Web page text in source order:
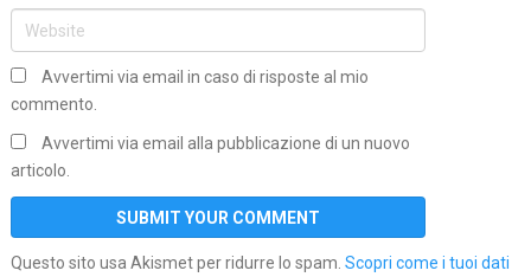
Avvertimi via email in caso di risposte al mio
commento.
Avvertimi via email alla pubblicazione di un nuovo
articolo.
Questo sito usa Akismet per ridurre lo spam. Scopri come i tuoi dati